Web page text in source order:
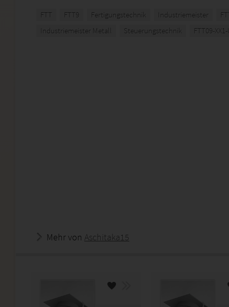
FTT FTT9 Fertigungstechnik Industriemeister
Industriemeister Metall
Steuerungstechnik FTT09-
Mehr von Aschitaka15